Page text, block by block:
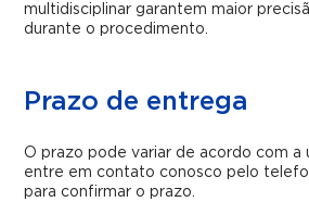
multidisciplinar garantem maior
durante o procedimento.
Prazo de entrega
O prazo pode variar de acordo com a
entre em contato conosco pelo
para confirmar o prazo.